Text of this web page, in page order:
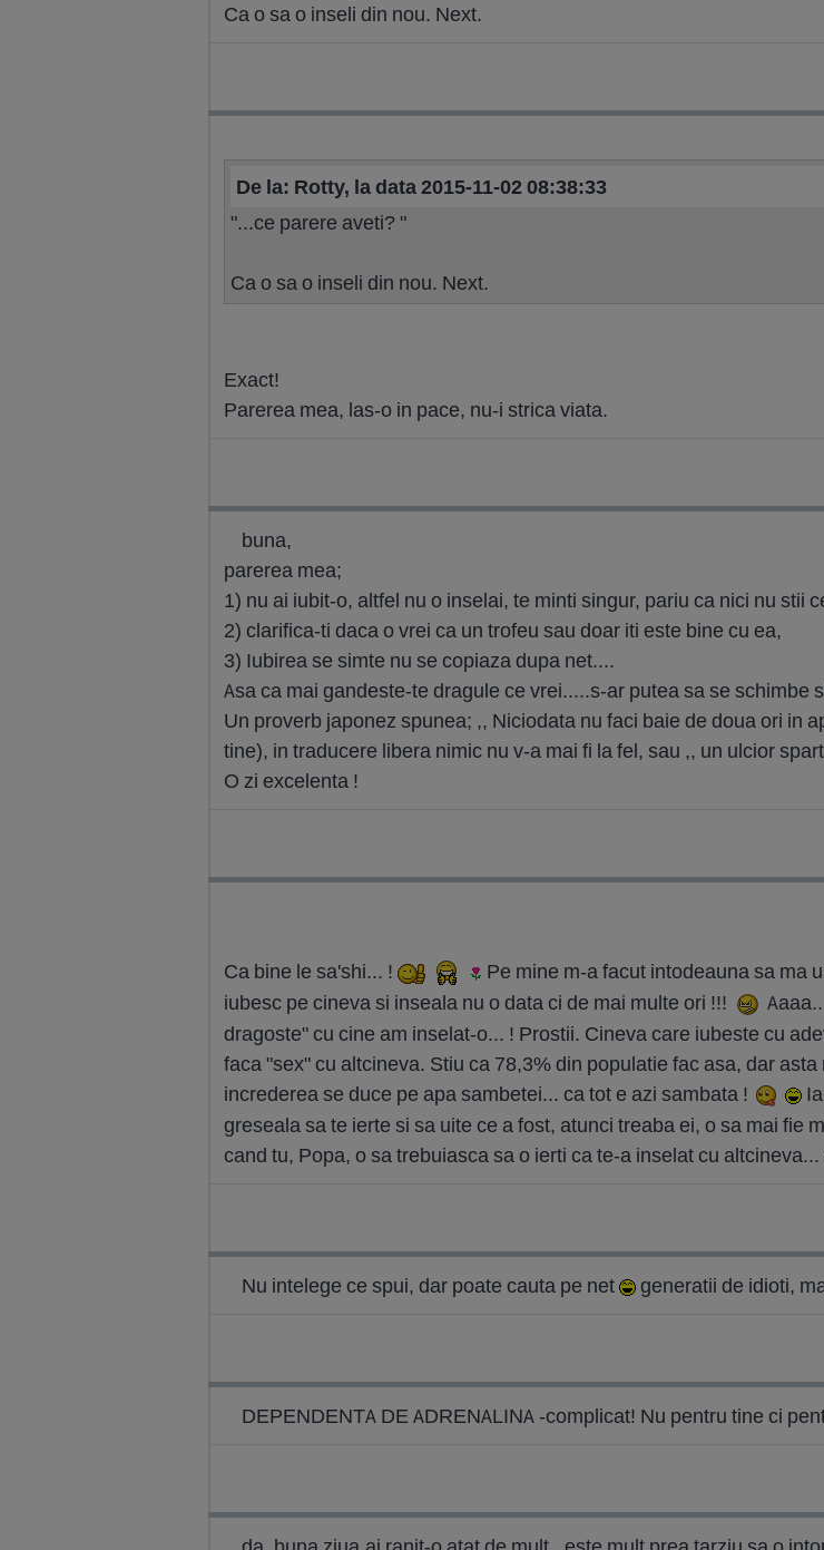
Ca o sa o inseli din nou. Next.
De la: Rotty, la data 2015-11-02 08:38:33
"...ce parere aveti? "
Ca o sa o inseli din nou. Next.
Exact!
Parerea mea, las-o in pace, nu-i strica viata.
buna,
parerea mea;
1) nu ai iubit-o, altfel nu o inselai, te minti singur, pariu ca nici nu stii
2) clarifica-ti daca o vrei ca un trofeu sau doar iti este bine cu ea,
3) Iubirea se simte nu se copiaza dupa net....
Asa ca mai gandeste-te dragule ce vrei.....s-ar putea sa se schimbe
Un proverb japonez spunea; ,, Niciodata nu faci baie de doua ori in
tine), in traducere libera nimic nu v-a mai fi la fel, sau ,, un ulcior
O zi excelenta !
Ca bine le sa'shi... !
Pe mine m-a facut intodeauna sa ma
iubesc pe cineva si inseala nu o data ci de mai multe ori !!!
dragoste" cu cine am inselat-o... ! Prostii. Cineva care iubeste cu
faca "sex" cu altcineva. Stiu ca 78,3% din populatie fac asa, dar
increderea se duce pe apa sambetei... ca tot e azi sambata !
greseala sa te ierte si sa uite ce a fost, atunci treaba ei, o sa mai fie
cand tu, Popa, o sa trebuiasca sa o ierti ca te-a inselat cu
Nu intelege ce spui, dar poate cauta pe net generatii de idioti,
DEPENDENTA DE ADRENALINA -complicat! Nu pentru tine ci